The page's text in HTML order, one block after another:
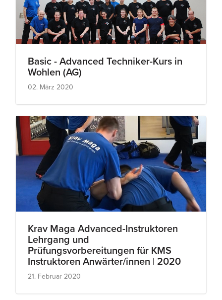
Basic - Advanced Techniker-Kurs in
Wohlen (AG)
02. März 2020
Krav Maga Advanced-Instruktoren
Lehrgang und
Prüfungsvorbereitungen für KMS
Instruktoren Anwärter/innen | 2020
21. Februar 2020